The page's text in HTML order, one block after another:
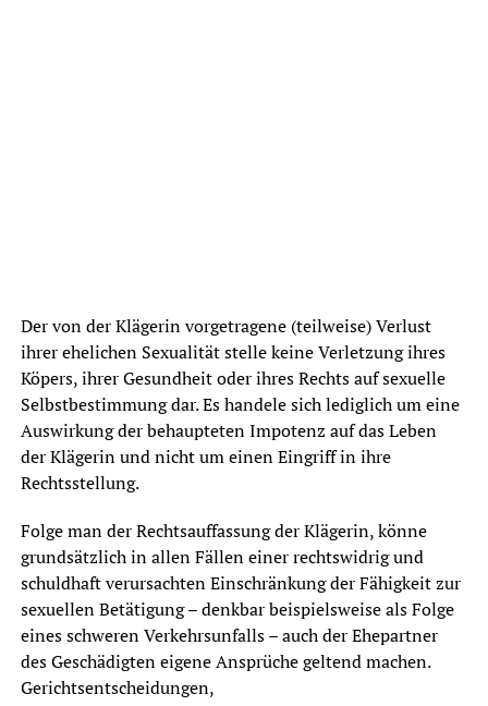
Der von der Klägerin vorgetragene (teilweise) Verlust
ihrer ehelichen Sexualität stelle keine Verletzung ihres
Köpers, ihrer Gesundheit oder ihres Rechts auf sexuelle
Selbstbestimmung dar. Es handele sich lediglich um eine
Auswirkung der behaupteten Impotenz auf das Leben
der Klägerin und nicht um einen Eingriff in ihre
Rechtsstellung.
Folge man der Rechtsauffassung der Klägerin, könne
grundsätzlich in allen Fällen einer rechtswidrig und
schuldhaft verursachten Einschränkung der Fähigkeit zur
sexuellen Betätigung – denkbar beispielsweise als Folge
eines schweren Verkehrsunfalls – auch der Ehepartner
des Geschädigten eigene Ansprüche geltend machen.
Gerichtsentscheidungen,